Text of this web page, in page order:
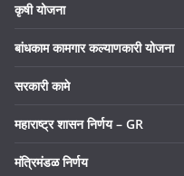
कृषी योजना
बांधकाम कामगार कल्याणकारी योजना
सरकारी कामे
महाराष्ट्र शासन निर्णय – GR
मंत्रिमंडळ निर्णय